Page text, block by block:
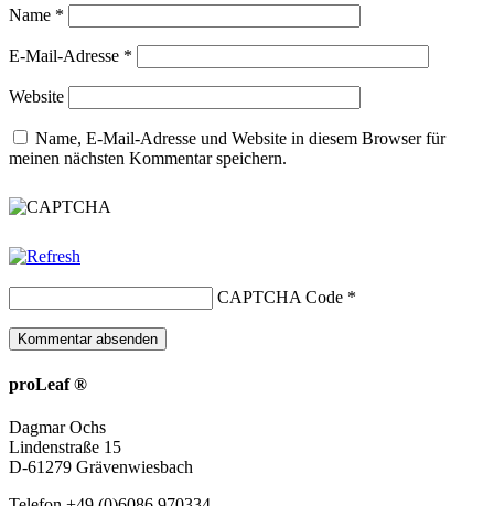
Name *
E-Mail-Adresse *
Website
Name, E-Mail-Adresse und Website in diesem Browser für
meinen nächsten Kommentar speichern.
CAPTCHA Code *
proLeaf ®
Dagmar Ochs
Lindenstraße 15
D-61279 Grävenwiesbach